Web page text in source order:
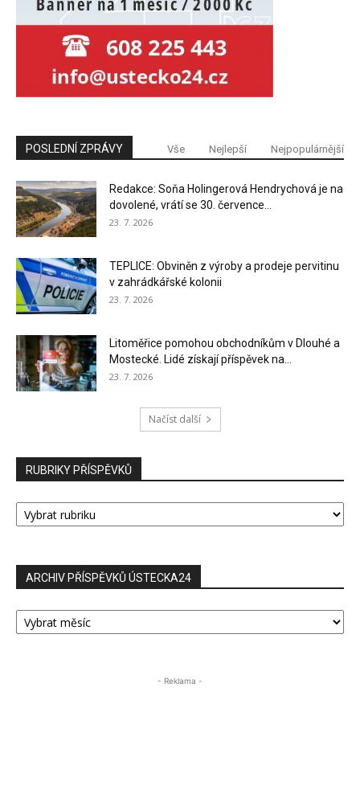
POSLEDNÍ ZPRÁVY Vše Nejlepší Nejpopulárnější
Redakce: Soňa Holingerová Hendrychová je na
dovolené, vrátí se 30. července...
23. 7. 2026
TEPLICE: Obviněn z výroby a prodeje pervitinu
v zahrádkářské kolonii
23. 7. 2026
Litoměřice pomohou obchodníkům v Dlouhé a
Mostecké. Lidé získají příspěvek na...
23. 7. 2026
Načíst další
RUBRIKY PŘÍSPĚVKŮ
RUBRIKY
PŘÍSPĚVKŮ
ARCHIV PŘÍSPĚVKŮ ÚSTECKA24
ARCHIV
PŘÍSPĚVKŮ
- Reklama -